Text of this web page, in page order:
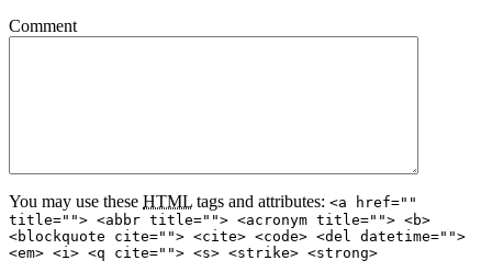
Comment
You may use these HTML tags and attributes: <a href=""
title=""> <abbr title=""> <acronym title=""> <b>
<blockquote cite=""> <cite> <code> <del datetime="">
<em> <i> <q cite=""> <s> <strike> <strong>